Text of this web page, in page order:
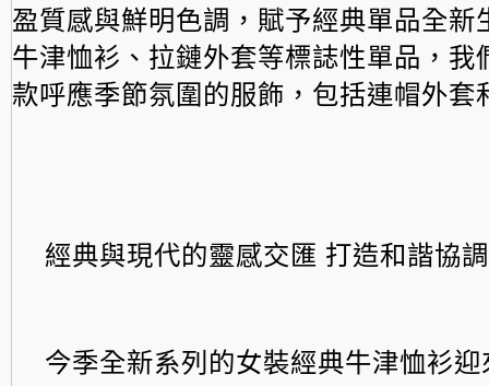
盈質感與鮮明色調，賦予經典單品全新
牛津恤衫、拉鏈外套等標誌性單品， 我
款呼應季節氛圍的服飾，包括連帽外套
經典與現代的靈感交匯 打造和諧協
今季全新系列的女裝經典牛津恤衫